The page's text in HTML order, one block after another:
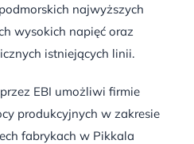
najwyższych
wysokich napięć oraz
istniejących linii.
EBI umożliwi firmie
produkcyjnych w zakresie
fabrykach w Pikkala